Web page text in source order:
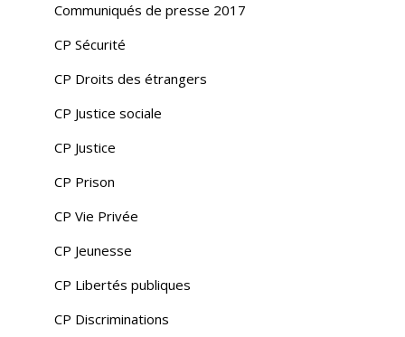
Communiqués de presse 2017
CP Sécurité
CP Droits des étrangers
CP Justice sociale
CP Justice
CP Prison
CP Vie Privée
CP Jeunesse
CP Libertés publiques
CP Discriminations